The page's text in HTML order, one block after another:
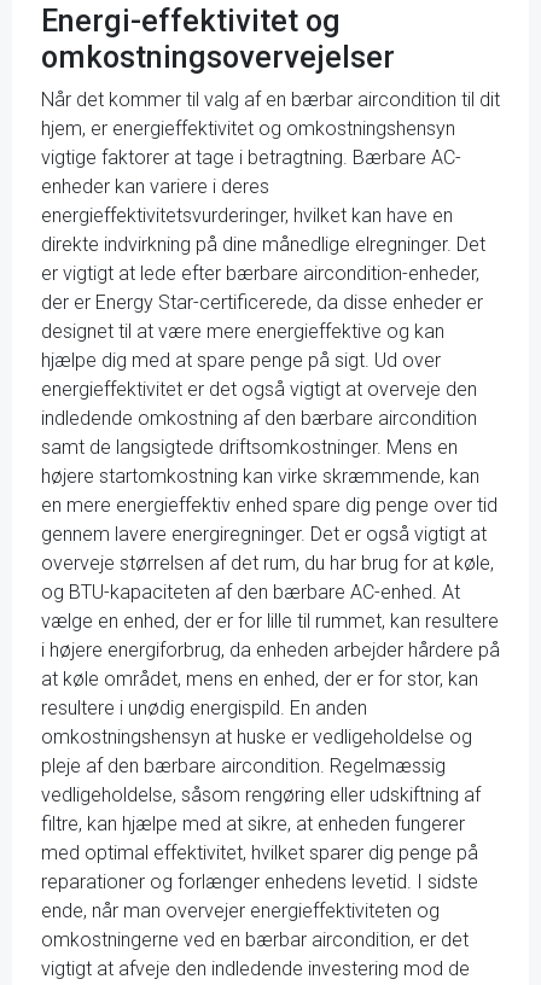
Energi-effektivitet og
omkostningsovervejelser
Når det kommer til valg af en bærbar aircondition til dit
hjem, er energieffektivitet og omkostningshensyn
vigtige faktorer at tage i betragtning. Bærbare AC-
enheder kan variere i deres
energieffektivitetsvurderinger, hvilket kan have en
direkte indvirkning på dine månedlige elregninger. Det
er vigtigt at lede efter bærbare aircondition-enheder,
der er Energy Star-certificerede, da disse enheder er
designet til at være mere energieffektive og kan
hjælpe dig med at spare penge på sigt. Ud over
energieffektivitet er det også vigtigt at overveje den
indledende omkostning af den bærbare aircondition
samt de langsigtede driftsomkostninger. Mens en
højere startomkostning kan virke skræmmende, kan
en mere energieffektiv enhed spare dig penge over tid
gennem lavere energiregninger. Det er også vigtigt at
overveje størrelsen af det rum, du har brug for at køle,
og BTU-kapaciteten af den bærbare AC-enhed. At
vælge en enhed, der er for lille til rummet, kan resultere
i højere energiforbrug, da enheden arbejder hårdere på
at køle området, mens en enhed, der er for stor, kan
resultere i unødig energispild. En anden
omkostningshensyn at huske er vedligeholdelse og
pleje af den bærbare aircondition. Regelmæssig
vedligeholdelse, såsom rengøring eller udskiftning af
filtre, kan hjælpe med at sikre, at enheden fungerer
med optimal effektivitet, hvilket sparer dig penge på
reparationer og forlænger enhedens levetid. I sidste
ende, når man overvejer energieffektiviteten og
omkostningerne ved en bærbar aircondition, er det
vigtigt at afveje den indledende investering mod de